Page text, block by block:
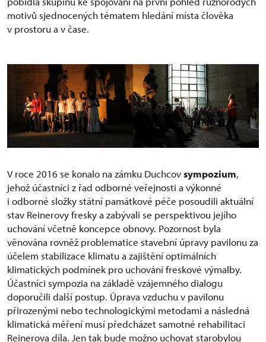
motivů sjednocených tématem hledání místa člověka
v prostoru a v čase.
V roce 2016 se konalo na zámku Duchcovsympozium,
jehož účastníci z řad odborné veřejnosti a výkonné
i odborné složky státní památkové péče posoudili aktuální
stav Reinerovy fresky a zabývali se perspektivou jejího
uchování včetně koncepce obnovy. Pozornost byla
věnována rovněž problematice stavební úpravy pavilonu za
účelem stabilizace klimatu a zajištění optimálních
klimatických podmínek pro uchování freskové výmalby.
Účastníci sympozia na základě vzájemného dialogu
doporučili další postup. Úprava vzduchu v pavilonu
přirozenými nebo technologickými metodami a následná
klimatická měření musí předcházet samotné rehabilitaci
Reinerova díla. Jen tak bude možno uchovat starobylou